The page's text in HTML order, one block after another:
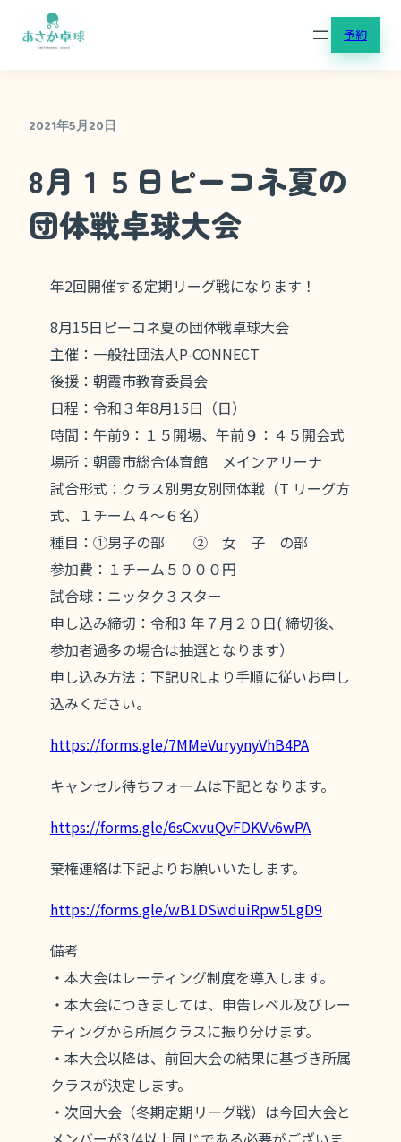
予約
2021年5月20日
8月１５日ピーコネ夏の
団体戦卓球大会
年2回開催する定期リーグ戦になります！
8月15日ピーコネ夏の団体戦卓球大会
主催：一般社団法人P-CONNECT
後援：朝霞市教育委員会
日程：令和３年8月15日（日）
時間：午前9：１５開場、午前９：４５開会式
場所：朝霞市総合体育館 メインアリーナ
試合形式：クラス別男女別団体戦（T リーグ方
式、１チーム４～６名）
種目：①男子の部 ② 女 子 の部
参加費：１チーム５０００円
試合球：ニッタク３スター
申し込み締切：令和3 年７月２０日( 締切後、
参加者過多の場合は抽選となります）
申し込み方法：下記URLより手順に従いお申し
込みください。
https://forms.gle/7MMeVuryynyVhB4PA
キャンセル待ちフォームは下記となります。
https://forms.gle/6sCxvuQvFDKVv6wPA
棄権連絡は下記よりお願いいたします。
https://forms.gle/wB1DSwduiRpw5LgD9
備考
・本大会はレーティング制度を導入します。
・本大会につきましては、申告レベル及びレー
ティングから所属クラスに振り分けます。
・本大会以降は、前回大会の結果に基づき所属
クラスが決定します。
・次回大会（冬期定期リーグ戦）は今回大会と